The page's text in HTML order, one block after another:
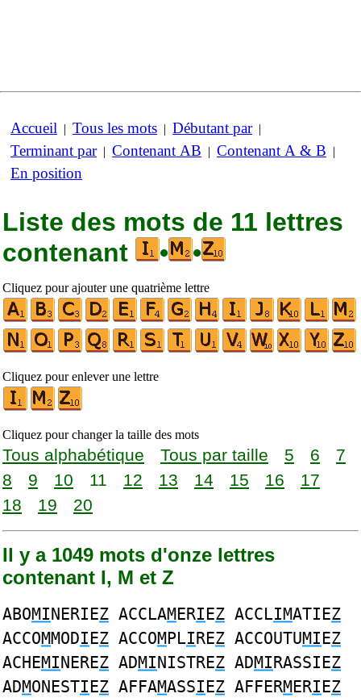
Accueil | Tous les mots | Débutant par|
Terminant par| Contenant AB | Contenant A & B |
En position
Liste des mots de 11 lettres
contenant
• •
Cliquez pour ajouter une quatrième lettre
Cliquez pour enlever une lettre
Cliquez pour changer la taille des mots
Tous alphabétique Tous par taille 5 6
7
8
9 10 11 12 13 14 15 16
17
18
19 20
Il y a 1049 mots d'onze lettres
contenant I, M et Z
ABOMINERIEZ ACCLAMERIEZ ACCLIMATIEZ
ACCOMMODIEZ ACCOMPLIREZ ACCOUTUMIEZ
ACHEMINEREZ ADMINISTREZ ADMIRASSIEZ
ADMONESTIEZ AFFAMASSIEZ AFFERMERIEZ